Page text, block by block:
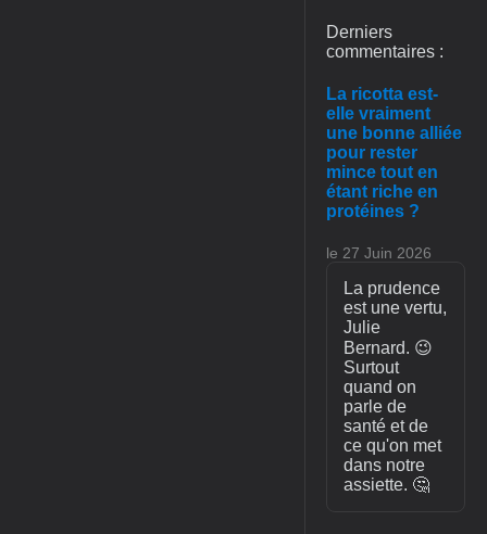
Derniers
commentaires :
La ricotta est-
elle vraiment
une bonne alliée
pour rester
mince tout en
étant riche en
protéines ?
le 27 Juin 2026
La prudence
est une vertu,
Julie
Bernard. 😉
Surtout
quand on
parle de
santé et de
ce qu'on met
dans notre
assiette. 🤔